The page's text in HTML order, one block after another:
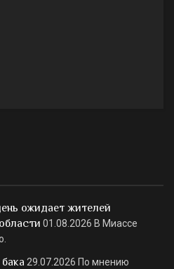
ожидает жителей
01.08.2026 В Миассе
29.07.2026 По мнению